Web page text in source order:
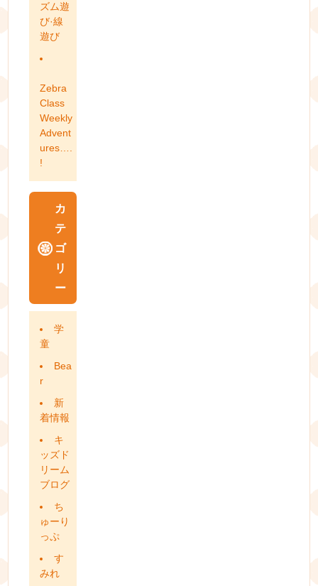
ズム遊
び·線
遊び
Zebra
Class
Weekly
Advent
ures….
!
カ
テ
ゴ
リ
ー
学
童
Bea
r
新
着情報
キ
ッズド
リーム
ブログ
ち
ゅーり
っぷ
す
みれ